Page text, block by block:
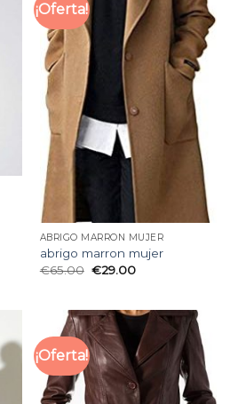
¡Oferta!
ABRIGO MARRON MUJER
abrigo marron mujer
€65.00 €29.00
¡Oferta!